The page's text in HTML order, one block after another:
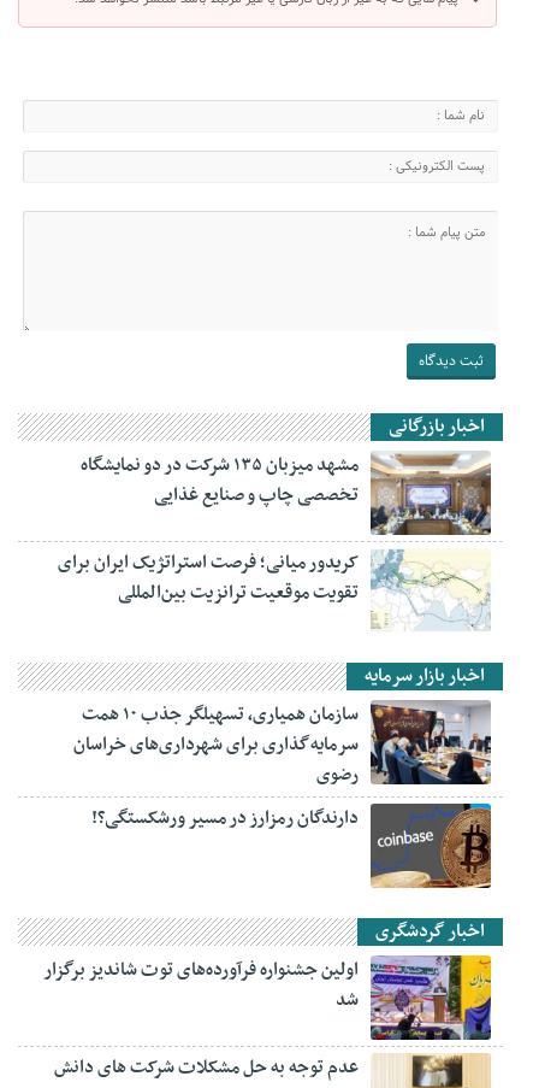
اخبار بازرگانی
مشهد میزبان ۱۳۵ شرکت در دو نمایشگاه
تخصصی چاپ و صنایع غذایی
کریدور میانی؛ فرصت استراتژیک ایران برای
تقویت موقعیت ترانزیت بین‌المللی
اخبار بازار سرمایه
سازمان همیاری، تسهیلگر جذب ۱۰ همت
سرمایه‌گذاری برای شهرداری‌های خراسان
رضوی
دارندگان رمزارز در مسیر ورشکستگی؟!
اخبار گردشگری
اولین جشنواره فرآورده‌های توت شاندیز برگزار
شد
عدم توجه به حل مشکلات شرکت های دانش